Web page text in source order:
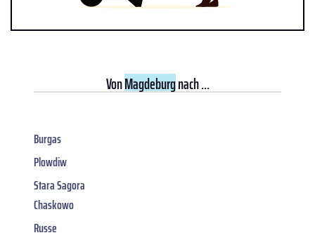
VonMagdeburgnach ...
Burgas
Plowdiw
Stara Sagora
Chaskowo
Russe